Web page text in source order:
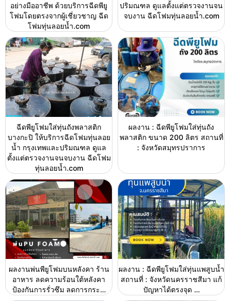
อย่างมืออาชีพ ด้วยบริการฉีดพียู
โฟมโดยตรงจากผู้เชี่ยวชาญ ฉีด
โฟมทุ่นลอยน้ำ.com
ปริมณฑล ดูแลตั้งแต่ตรวจงานจน
จบงาน ฉีดโฟมทุ่นลอยน้ำ.com
ฉีดพียูโฟมใส่ทุ่นถังพลาสติก
บางกะปิ ให้บริการฉีดโฟมทุ่นลอย
น้ำ กรุงเทพและปริมณฑล ดูแล
ตั้งแต่ตรวจงานจนจบงาน ฉีดโฟม
ทุ่นลอยน้ำ.com
ผลงาน : ฉีดพียูโฟมใส่ทุ่นถัง
พลาสติก ขนาด 200 ลิตร สถานที่
: จังหวัดสมุทรปราการ
ผลงานพ่นพียูโฟมบนหลังคา ร้าน
อาหาร ลดความร้อนใต้หลังคา
ป้องกันการรั่วซึม ลดการกระ…
ผลงาน : ฉีดพียูโฟมใส่ทุ่นแพสูบน้ำ
สถานที่ : จังหวัดนครราชสีมา แก้
ปัญหาได้ตรงจุด …